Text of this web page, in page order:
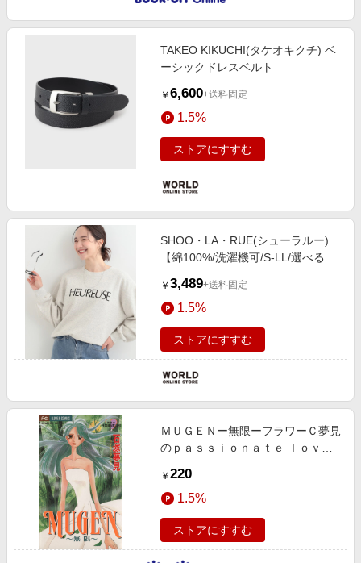
TAKEO KIKUCHI(タケオキクチ) ベ
ーシックドレスベルト
￥ 6,600+送料固定
1.5%
ストアにすすむ
SHOO・LA・RUE(シューラルー)
【綿100%/洗濯機可/S-LL/選べる4
アソートスウェット
￥ 3,489+送料固定
1.5%
ストアにすすむ
ＭＵＧＥＮー無限ーフラワーＣ夢見
のｐａｓｓｉｏｎａｔｅ ｌｏｖｅ
￥ 220
1.5%
ストアにすすむ